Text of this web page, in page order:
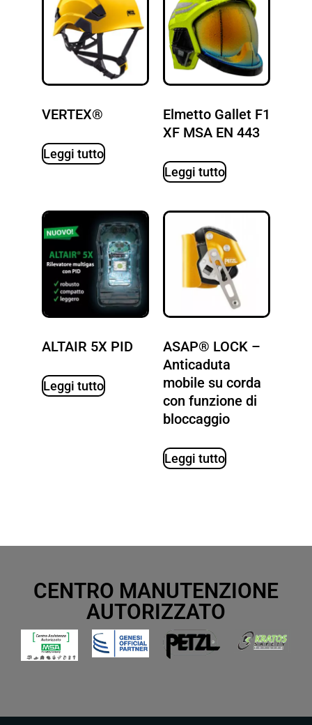
VERTEX®
Leggi tutto
Elmetto Gallet F1
XF MSA EN 443
Leggi tutto
ALTAIR 5X PID
Leggi tutto
ASAP® LOCK –
Anticaduta
mobile su corda
con funzione di
bloccaggio
Leggi tutto
CENTRO MANUTENZIONE
AUTORIZZATO